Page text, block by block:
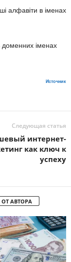
алфавіти в іменах
доменних іменах
Источник
Следующая статья
интернет-
как ключ к
успеху
ОТ АВТОРА